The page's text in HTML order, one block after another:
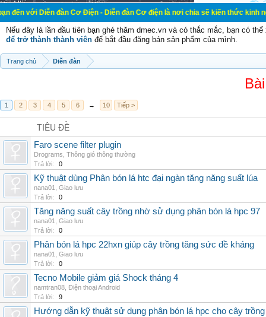
đàn Cơ Điện - Diễn đàn Cơ điện là nơi chia sẽ kiến thức kinh nghiệm
Nếu đây là lần đầu tiên bạn ghé thăm dmec.vn và có thắc mắc, bạn có
để trở thành thành viên để bắt đầu đăng bán sản phẩm của mình.
Trang chủ Diễn đàn
1 2 3 4 5 6 → 10 Tiếp >
TIÊU ĐỀ
Faro scene filter plugin
Drograms Thông gió thông thường
Trả lời:
0
Kỹ thuật dùng Phân bón lá htc đại ngàn tăng năng suất lúa
nana01
Giao lưu
Trả lời:
0
Tăng năng suất cây trồng nhờ sử dụng phân bón lá hpc 97
nana01
Giao lưu
Trả lời:
0
Phân bón lá hpc 22hxn giúp cây trồng tăng sức đề kháng
nana01
Giao lưu
Trả lời:
0
Tecno Mobile giảm giá Shock tháng 4
namtran08 Điện thoại Android
Trả lời:
9
Hướng dẫn kỹ thuật sử dụng phân bón lá hpc cho cây trồng